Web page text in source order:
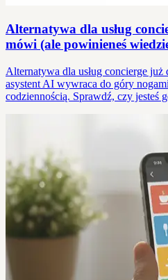
Alternatywa dla usług
mówi (ale powinieneś
Alternatywa dla usług concierge
asystent AI wywraca do góry
codziennością. Sprawdź, czy jesteś